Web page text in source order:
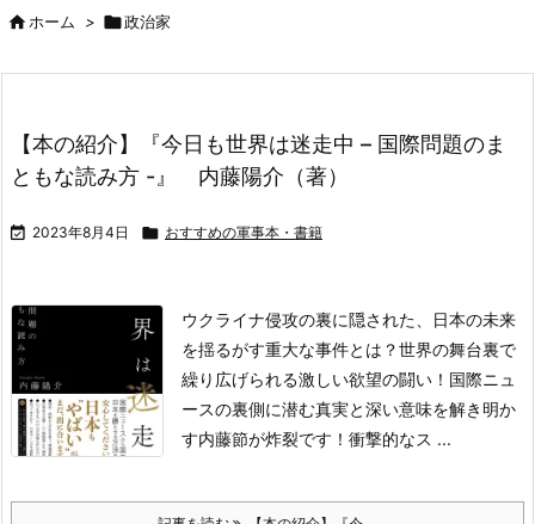
ホーム > 政治家
【本の紹介】『今日も世界は迷走中 – 国際問題のま
ともな読み方 -』 内藤陽介（著）
 2023年8月4日  おすすめの軍事本・書籍
ウクライナ侵攻の裏に隠された、日本の未来
を揺るがす重大な事件とは？世界の舞台裏で
繰り広げられる激しい欲望の闘い！国際ニュ
ースの裏側に潜む真実と深い意味を解き明か
す内藤節が炸裂です！ 衝撃的なス ...